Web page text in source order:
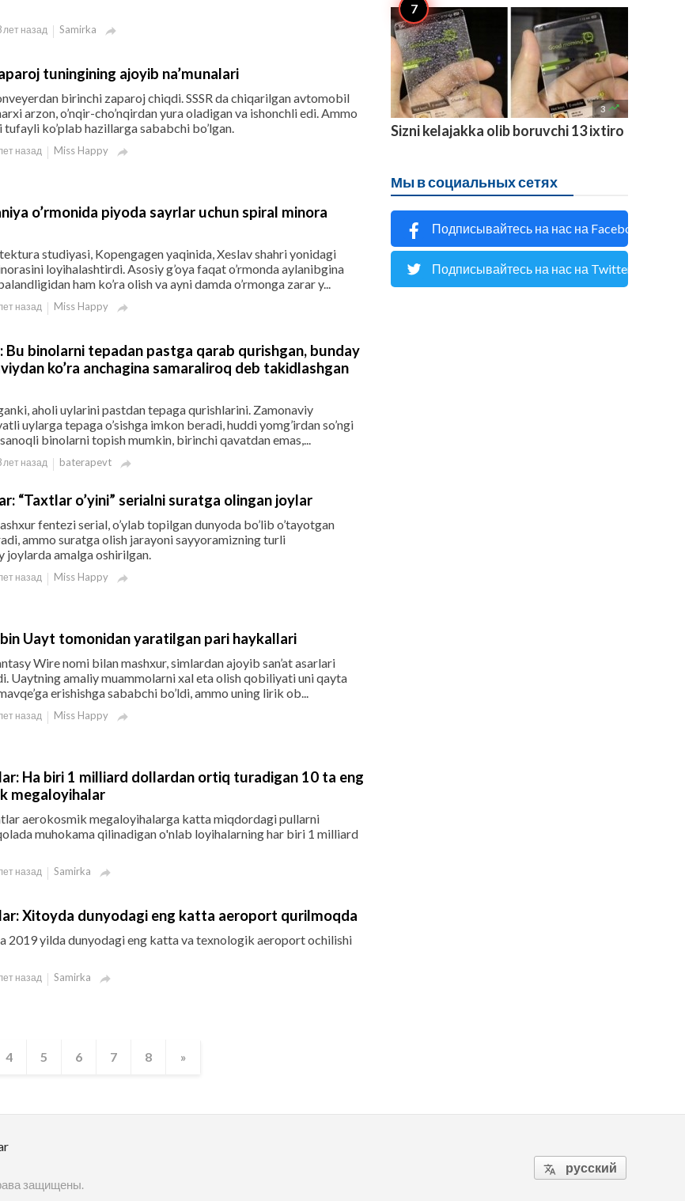
лет назад Samirka 
tuningining ajoyib na’munalari
birinchi zaparoj chiqdi. SSSR da chiqarilgan avtomobil
arzon, o’nqir-cho’nqirdan yura oladigan va ishonchli edi. Ammo
tufayli ko’plab hazillarga sababchi bo’lgan.
назад Miss Happy 
o’rmonida piyoda sayrlar uchun spiral minora
studiyasi, Kopengagen yaqinida, Xeslav shahri yonidagi
loyihalashtirdi. Asosiy g’oya faqat o’rmonda aylanibgina
ham ko’ra olish va ayni damda o’rmonga zarar y...
назад Miss Happy 
Bu binolarni tepadan pastga qarab qurishgan, bunday
ko’ra anchagina samaraliroq deb takidlashgan
aholi uylarini pastdan tepaga qurishlarini. Zamonaviy
uylarga tepaga o’sishga imkon beradi, huddi yomg’irdan so’ngi
binolarni topish mumkin, birinchi qavatdan emas,...
лет назад baterapevt 
“Taxtlar o’yini” serialni suratga olingan joylar
fentezi serial, o’ylab topilgan dunyoda bo’lib o’tayotgan
ammo suratga olish jarayoni sayyoramizning turli
joylarda amalga oshirilgan.
назад Miss Happy 
Uayt tomonidan yaratilgan pari haykallari
Wire nomi bilan mashxur, simlardan ajoyib san’at asarlari
Uaytning amaliy muammolarni xal eta olish qobiliyati uni qayta
erishishga sababchi bo’ldi, ammo uning lirik ob...
назад Miss Happy 
Ha biri 1 milliard dollardan ortiq turadigan 10 ta eng
megaloyihalar
aerokosmik megaloyihalarga katta miqdordagi pullarni
muhokama qilinadigan o'nlab loyihalarning har biri 1 milliard
назад Samirka 
Xitoyda dunyodagi eng katta aeroport qurilmoqda
2019 yilda dunyodagi eng katta va texnologik aeroport ochilishi
назад Samirka 
4 5 6 7 8 »
3 
Sizni kelajakka olib boruvchi 13 ixtiro
Мы в социальных сетях
Подписывайтесь на нас на Facebook
Подписывайтесь на нас на Twitter
защищены.
 русский